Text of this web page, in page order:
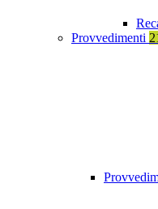
Provvedimenti